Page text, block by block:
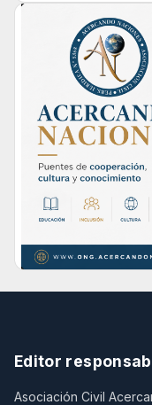
Editor
Asociación Civil